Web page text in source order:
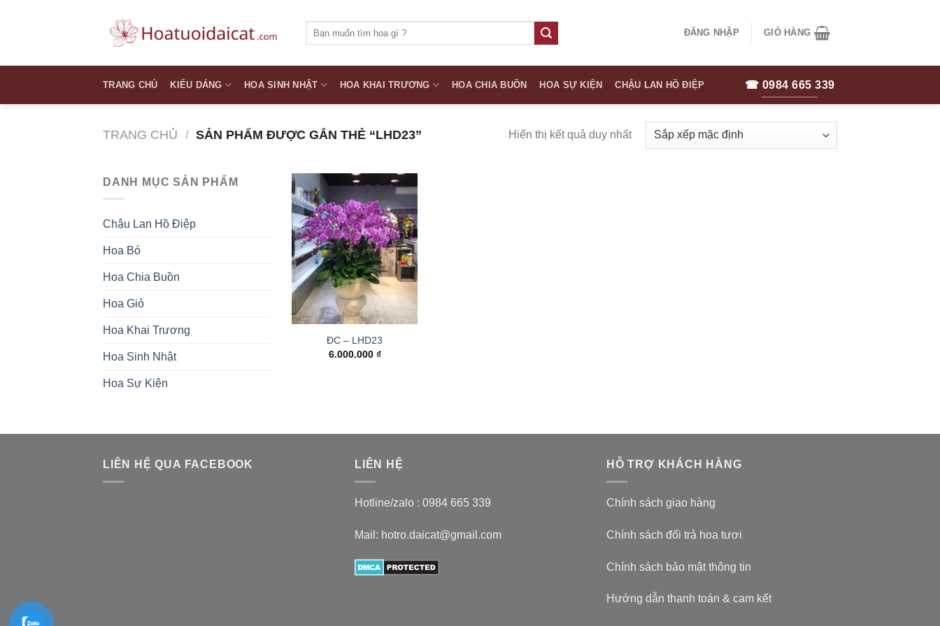
kiếm:
ĐĂNG NHẬP GIỎ HÀNG
TRANG CHỦ KIỂU DÁNG HOA SINH NHẬT HOA KHAI TRƯƠNG HOA CHIA BUỒN HOA SỰ KIỆN CHẬU LAN HỒ ĐIỆP ☎ 0984 665 339
TRANG CHỦ / SẢN PHẨM ĐƯỢC GẮN THẺ “LHD23” Hiển thị kết quả duy nhất
DANH MỤC SẢN PHẨM
Chậu Lan Hồ Điệp
Hoa Bó
Hoa Chia Buồn
Hoa Giỏ
Hoa Khai Trương
Hoa Sinh Nhật
Hoa Sự Kiện
ĐC – LHD23
6.000.000 ₫
LIÊN HỆ QUA FACEBOOK LIÊN HỆ
Hotline/zalo : 0984 665 339
Mail: hotro.daicat@gmail.com
HỖ TRỢ KHÁCH HÀNG
Chính sách giao hàng
Chính sách đổi trả hoa tươi
Chính sách bảo mật thông tin
Hướng dẫn thanh toán & cam kết